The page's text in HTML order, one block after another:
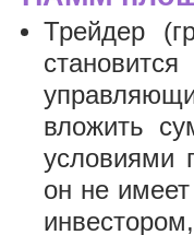
Трейдер
вложить
условиями
он не